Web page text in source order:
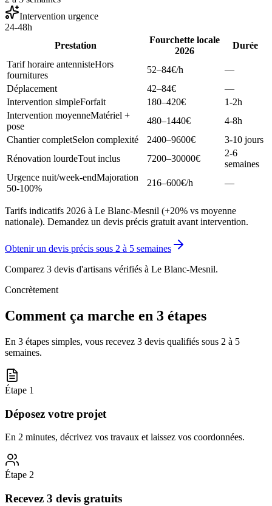
Intervention urgence
24-48h
Prestation
Fourchette locale
2026
Durée
Tarif horaire antennisteHors
fournitures
52–84€/h
—
Déplacement
42–84€
—
Intervention simpleForfait 180–420€
1-2h
Intervention moyenneMatériel +
pose
480–1440€
4-8h
Chantier completSelon complexité 2400–9600€
3-10 jours
Rénovation lourdeTout inclus 7200–30000€
2-6
semaines
Urgence nuit/week-endMajoration
50-100%
216–600€/h —
Tarifs indicatifs 2026 à Le Blanc-Mesnil (+20% vs moyenne
nationale). Demandez un devis précis gratuit avant intervention.
Obtenir un devis précis sous 2 à 5 semaines
Comparez 3 devis d'artisans vérifiés à Le Blanc-Mesnil.
Concrètement
Comment ça marche en 3 étapes
En 3 étapes simples, vous recevez 3 devis qualifiés sous 2 à 5
semaines.
Étape 1
Déposez votre projet
En 2 minutes, décrivez vos travaux et laissez vos coordonnées.
Étape 2
Recevez 3 devis gratuits